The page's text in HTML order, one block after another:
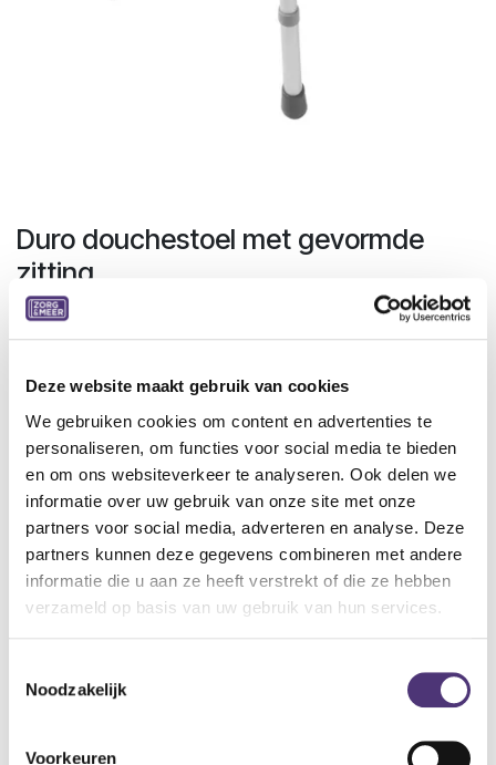
Deze website maakt gebruik van cookies
We gebruiken cookies om content en advertenties te
personaliseren, om functies voor social media te bieden
en om ons websiteverkeer te analyseren. Ook delen we
informatie over uw gebruik van onze site met onze
partners voor social media, adverteren en analyse. Deze
partners kunnen deze gegevens combineren met andere
informatie die u aan ze heeft verstrekt of die ze hebben
verzameld op basis van uw gebruik van hun services.
Noodzakelijk
Voorkeuren
Duro douchestoel met gevormde
zitting
Veilige, aluminium douchetaboeret met gevormde en
geperforeerde kunststof zitting. Voorzien van 2 handvatten
rugleuning.
Product specificaties:
hoogteverstelbaar van 40 tot 52 cm
zitting: 50 x 30 cm
vloerbasis: 48,5 x 49,5 cm (min. hoogte), 50,5 x 53,5 cm
(max. hoogte)
gewicht: 2 / 2,9 kg (zonder/met rugleuning)
maximale belasting: 130 kg
Aan winkelmandje toevoegen